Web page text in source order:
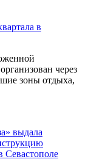
в
через
зоны отдыха,
выдала
Севастополе